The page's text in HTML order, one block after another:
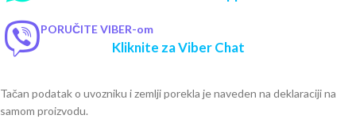
PORUČITE VIBER-om
Kliknite za Viber Chat
Tačan podatak o uvozniku i zemlji porekla je naveden na deklaraciji na
samom proizvodu.